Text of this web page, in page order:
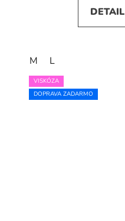
DETAIL
M L
VISKÓZA
DOPRAVA ZADARMO